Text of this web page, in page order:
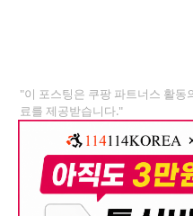
"이 포스팅은 쿠팡 파트너스 활동
료를 제공받습니다."